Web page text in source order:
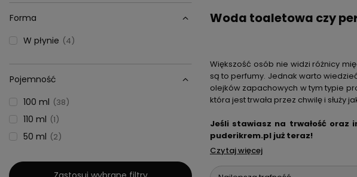
Forma
W płynie
4
Pojemność
100 ml
38
110 ml 1
50 ml 2
Woda toaletowa czy
Większość osób nie widzi różnicy
są to perfumy. Jednak warto
olejków zapachowych w tym typie
która jest trwała przez chwilę i służy
Jeśli stawiasz na trwałość oraz
puderikrem.pl już teraz!
Czytaj więcej